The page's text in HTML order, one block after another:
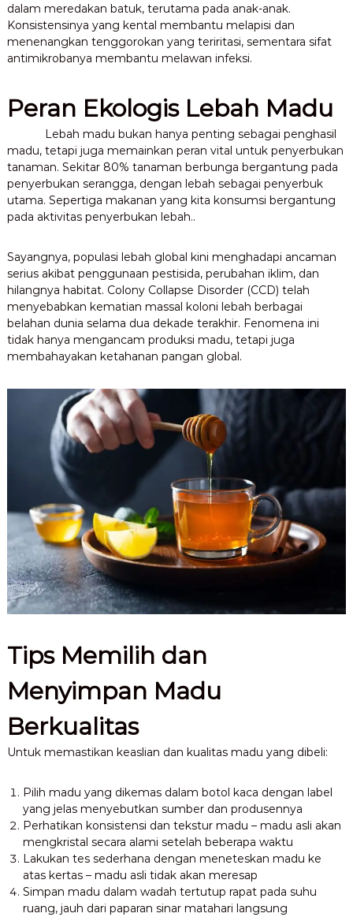
dalam meredakan batuk, terutama pada anak-anak.
Konsistensinya yang kental membantu melapisi dan
menenangkan tenggorokan yang teriritasi, sementara sifat
antimikrobanya membantu melawan infeksi.
Peran Ekologis Lebah Madu
Lebah madu bukan hanya penting sebagai penghasil
madu, tetapi juga memainkan peran vital untuk penyerbukan
tanaman. Sekitar 80% tanaman berbunga bergantung pada
penyerbukan serangga, dengan lebah sebagai penyerbuk
utama. Sepertiga makanan yang kita konsumsi bergantung
pada aktivitas penyerbukan lebah..
Sayangnya, populasi lebah global kini menghadapi ancaman
serius akibat penggunaan pestisida, perubahan iklim, dan
hilangnya habitat. Colony Collapse Disorder (CCD) telah
menyebabkan kematian massal koloni lebah berbagai
belahan dunia selama dua dekade terakhir. Fenomena ini
tidak hanya mengancam produksi madu, tetapi juga
membahayakan ketahanan pangan global.
Tips Memilih dan
Menyimpan Madu
Berkualitas
Untuk memastikan keaslian dan kualitas madu yang dibeli:
Pilih madu yang dikemas dalam botol kaca dengan label
yang jelas menyebutkan sumber dan produsennya
Perhatikan konsistensi dan tekstur madu – madu asli akan
mengkristal secara alami setelah beberapa waktu
Lakukan tes sederhana dengan meneteskan madu ke
atas kertas – madu asli tidak akan meresap
Simpan madu dalam wadah tertutup rapat pada suhu
ruang, jauh dari paparan sinar matahari langsung